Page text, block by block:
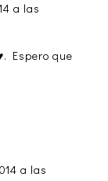
a las
Espero que
a las